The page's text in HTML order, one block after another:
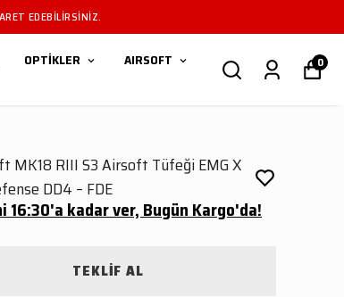
EDEBILIRSINIZ.
OPTİKLER AIRSOFT 0
MK18 RIII S3 Airsoft Tüfeği EMG X
DD4 – FDE
16:30'a kadar ver, Bugün Kargo'da!
TEKLİF AL